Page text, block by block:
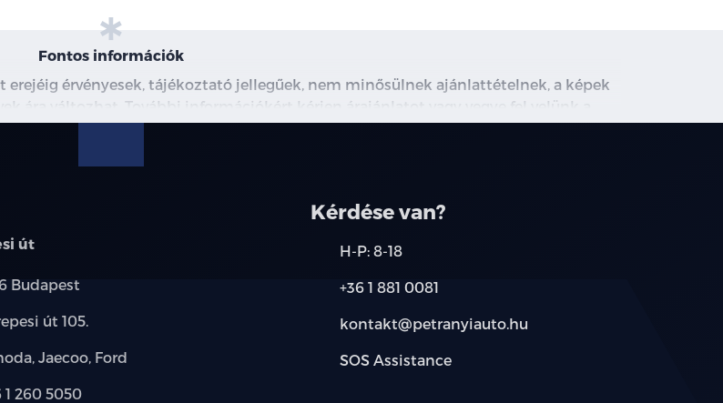
LED hátsó lámpák
Hátsó ködlámpák
16" könnyűfém keréktárcsa
Elektromosan állítható és behajtható, fűthető külső tükrök
Lesötétitett hátsó szélvédő
Vegán bőr kormányborítás, multifunkciós kormánykerék
Vegán bőr ülések
Fontos információk
erejéig érvényesek, tájékoztató jellegűek, nem minősülnek ajánlattételnek, a képek
ára változhat. További információkért kérjen árajánlatot vagy vegye fel velünk a
érdeklődjön munkatársainknál. A meghirdetett induló THM tájékoztató jellegű,
út
Budapest
út 105.
Jaecoo, Ford
1 260 5050
Kérdése van?
H-P: 8-18
+36 1 881 0081
kontakt@petranyiauto.hu
SOS Assistance